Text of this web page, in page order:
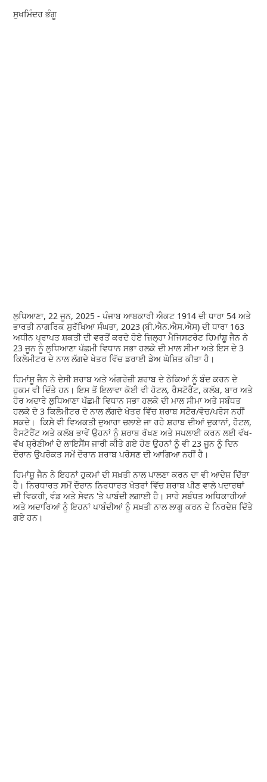
ਸੁਖਮਿੰਦਰ ਭੰਗੂ
ਲੁਧਿਆਣਾ, 22 ਜੂਨ, 2025 - ਪੰਜਾਬ ਆਬਕਾਰੀ ਐਕਟ 1914 ਦੀ ਧਾਰਾ 54 ਅਤੇ
ਭਾਰਤੀ ਨਾਗਰਿਕ ਸੁਰੱਖਿਆ ਸੰਘਤਾ, 2023 (ਬੀ.ਐਨ.ਐਸ.ਐਸ) ਦੀ ਧਾਰਾ 163
ਅਧੀਨ ਪ੍ਰਾਪਤ ਸ਼ਕਤੀ ਦੀ ਵਰਤੋਂ ਕਰਦੇ ਹੋਏ ਜ਼ਿਲ੍ਹਾ ਮੈਜਿਸਟਰੇਟ ਹਿਮਾਂਸ਼ੂ ਜੈਨ ਨੇ
23 ਜੂਨ ਨੂੰ ਲੁਧਿਆਣਾ ਪੱਛਮੀ ਵਿਧਾਨ ਸਭਾ ਹਲਕੇ ਦੀ ਮਾਲ ਸੀਮਾ ਅਤੇ ਇਸ ਦੇ 3
ਕਿਲੋਮੀਟਰ ਦੇ ਨਾਲ ਲੱਗਦੇ ਖੇਤਰ ਵਿੱਚ ਡਰਾਈ ਡੇਅ ਘੋਸ਼ਿਤ ਕੀਤਾ ਹੈ।
ਹਿਮਾਂਸ਼ੂ ਜੈਨ ਨੇ ਦੇਸੀ ਸ਼ਰਾਬ ਅਤੇ ਅੰਗਰੇਜ਼ੀ ਸ਼ਰਾਬ ਦੇ ਠੇਕਿਆਂ ਨੂੰ ਬੰਦ ਕਰਨ ਦੇ
ਹੁਕਮ ਵੀ ਦਿੱਤੇ ਹਨ। ਇਸ ਤੋਂ ਇਲਾਵਾ ਕੋਈ ਵੀ ਹੋਟਲ, ਰੈਸਟੋਰੈਂਟ, ਕਲੱਬ, ਬਾਰ ਅਤੇ
ਹੋਰ ਅਦਾਰੇ ਲੁਧਿਆਣਾ ਪੱਛਮੀ ਵਿਧਾਨ ਸਭਾ ਹਲਕੇ ਦੀ ਮਾਲ ਸੀਮਾ ਅਤੇ ਸਬੰਧਤ
ਹਲਕੇ ਦੇ 3 ਕਿਲੋਮੀਟਰ ਦੇ ਨਾਲ ਲੱਗਦੇ ਖੇਤਰ ਵਿੱਚ ਸ਼ਰਾਬ ਸਟੋਰ/ਵੇਚ/ਪਰੋਸ ਨਹੀਂ
ਸਕਦੇ। ਕਿਸੇ ਵੀ ਵਿਅਕਤੀ ਦੁਆਰਾ ਚਲਾਏ ਜਾ ਰਹੇ ਸ਼ਰਾਬ ਦੀਆਂ ਦੁਕਾਨਾਂ, ਹੋਟਲ,
ਰੈਸਟੋਰੈਂਟ ਅਤੇ ਕਲੱਬ ਭਾਵੇਂ ਉਹਨਾਂ ਨੂੰ ਸ਼ਰਾਬ ਰੱਖਣ ਅਤੇ ਸਪਲਾਈ ਕਰਨ ਲਈ ਵੱਖ-
ਵੱਖ ਸ਼੍ਰੇਣੀਆਂ ਦੇ ਲਾਇਸੈਂਸ ਜਾਰੀ ਕੀਤੇ ਗਏ ਹੋਣ ਉਹਨਾਂ ਨੂੰ ਵੀ 23 ਜੂਨ ਨੂੰ ਦਿਨ
ਦੌਰਾਨ ਉਪਰੋਕਤ ਸਮੇਂ ਦੌਰਾਨ ਸ਼ਰਾਬ ਪਰੋਸਣ ਦੀ ਆਗਿਆ ਨਹੀਂ ਹੈ।
ਹਿਮਾਂਸ਼ੂ ਜੈਨ ਨੇ ਇਹਨਾਂ ਹੁਕਮਾਂ ਦੀ ਸਖ਼ਤੀ ਨਾਲ ਪਾਲਣਾ ਕਰਨ ਦਾ ਵੀ ਆਦੇਸ਼ ਦਿੱਤਾ
ਹੈ। ਨਿਰਧਾਰਤ ਸਮੇਂ ਦੌਰਾਨ ਨਿਰਧਾਰਤ ਖੇਤਰਾਂ ਵਿੱਚ ਸ਼ਰਾਬ ਪੀਣ ਵਾਲੇ ਪਦਾਰਥਾਂ
ਦੀ ਵਿਕਰੀ, ਵੰਡ ਅਤੇ ਸੇਵਨ 'ਤੇ ਪਾਬੰਦੀ ਲਗਾਈ ਹੈ। ਸਾਰੇ ਸਬੰਧਤ ਅਧਿਕਾਰੀਆਂ
ਅਤੇ ਅਦਾਰਿਆਂ ਨੂੰ ਇਹਨਾਂ ਪਾਬੰਦੀਆਂ ਨੂੰ ਸਖ਼ਤੀ ਨਾਲ ਲਾਗੂ ਕਰਨ ਦੇ ਨਿਰਦੇਸ਼ ਦਿੱਤੇ
ਗਏ ਹਨ।